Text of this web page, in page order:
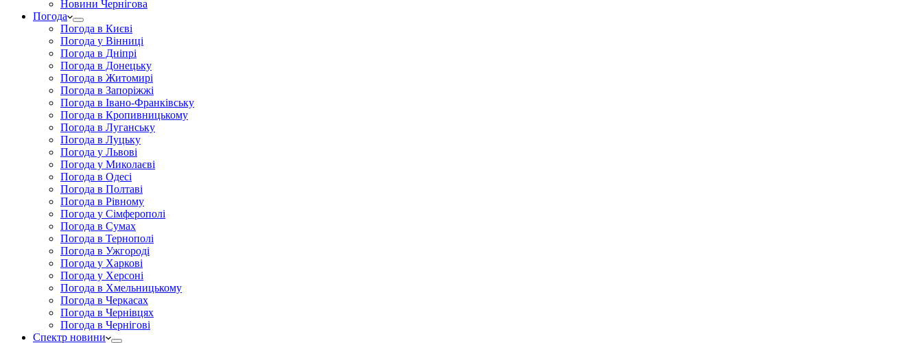
Новини Чернігова
Погода
Погода в Києві
Погода у Вінниці
Погода в Дніпрі
Погода в Донецьку
Погода в Житомирі
Погода в Запоріжжі
Погода в Івано-Франківську
Погода в Кропивницькому
Погода в Луганську
Погода в Луцьку
Погода у Львові
Погода у Миколаєві
Погода в Одесі
Погода в Полтаві
Погода в Рівному
Погода у Сімферополі
Погода в Сумах
Погода в Тернополі
Погода в Ужгороді
Погода у Харкові
Погода у Херсоні
Погода в Хмельницькому
Погода в Черкасах
Погода в Чернівцях
Погода в Чернігові
Спектр новини